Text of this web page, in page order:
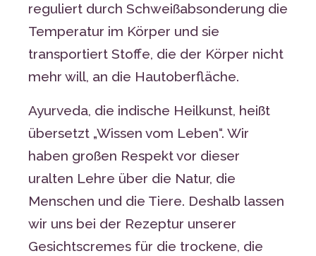
reguliert durch Schweißabsonderung die
Temperatur im Körper und sie
transportiert Stoffe, die der Körper nicht
mehr will, an die Hautoberfläche.
Ayurveda, die indische Heilkunst, heißt
übersetzt „Wissen vom Leben“. Wir
haben großen Respekt vor dieser
uralten Lehre über die Natur, die
Menschen und die Tiere. Deshalb lassen
wir uns bei der Rezeptur unserer
Gesichtscremes für die trockene, die